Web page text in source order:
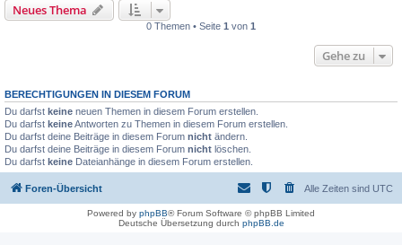
Neues Thema
0 Themen • Seite 1 von 1
Gehe zu
BERECHTIGUNGEN IN DIESEM FORUM
Du darfst keine neuen Themen in diesem Forum erstellen.
Du darfst keineAntworten zu Themen in diesem Forum erstellen.
Du darfst deine Beiträge in diesem Forum nicht ändern.
Du darfst deine Beiträge in diesem Forum nicht löschen.
Du darfst keine Dateianhänge in diesem Forum erstellen.
Foren-Übersicht Alle Zeiten sind UTC
Powered by phpBB® Forum Software © phpBB Limited
Deutsche Übersetzung durch phpBB.de